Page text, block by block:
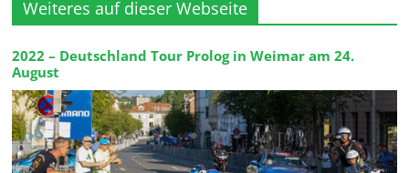
Weiteres auf dieser Webseite
2022 – Deutschland Tour Prolog in Weimar am 24.
August